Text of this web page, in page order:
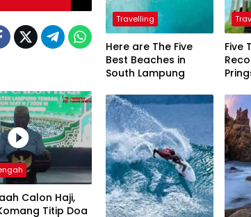
Calon Haji,
Titip Doa
Travelling
Here are The Five
Best Beaches in
South Lampung
Five